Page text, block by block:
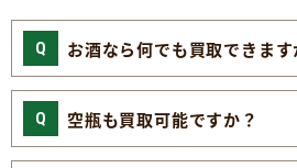
お酒なら何でも買取できます
空瓶も買取可能ですか？